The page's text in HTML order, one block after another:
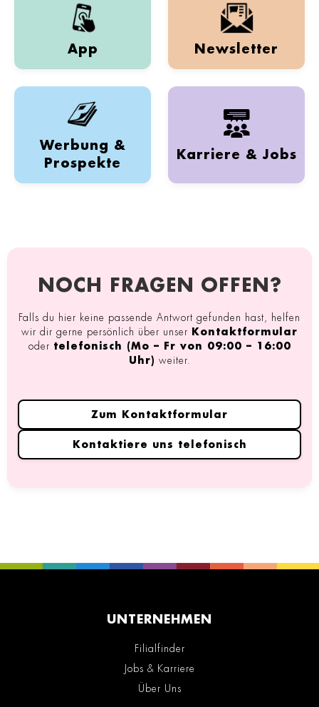
App Newsletter
Werbung &
Prospekte
Karriere & Jobs
NOCH FRAGEN OFFEN?
Falls du hier keine passende Antwort gefunden hast, helfen
wir dir gerne persönlich über unser
Kontaktformular
oder telefonisch (Mo – Fr von 09:00 – 16:00
Uhr) weiter.
Zum Kontaktformular
Kontaktiere uns telefonisch
UNTERNEHMEN
Filialfinder
Jobs & Karriere
Über Uns